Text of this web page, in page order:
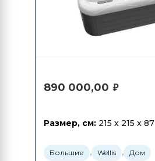
890 000,00 ₽
Размер, см: 215 x 215 x 87
Большие , Wellis , Дом